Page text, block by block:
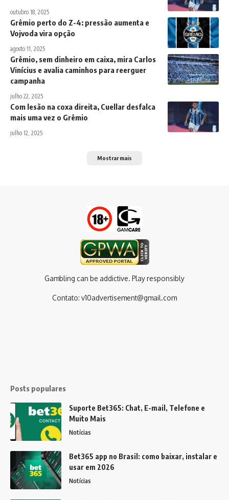
outubro 18, 2025
Grêmio perto do Z-4: pressão aumenta e
Vojvoda vira opção
agosto 11, 2025
Grêmio, sem dinheiro em caixa, mira Carlos
Vinícius e avalia caminhos para reerguer
campanha
julho 22, 2025
Com lesão na coxa direita, Cuellar desfalca
mais uma vez o Grêmio
julho 12, 2025
Mostrar mais
Gambling can be addictive. Play responsibly
Contato: v10advertisement@gmail.com
Posts populares
Suporte Bet365: Chat, E-mail, Telefone e
Muito Mais
Notícias
Bet365 app no Brasil: como baixar, instalar e
usar em 2026
Notícias